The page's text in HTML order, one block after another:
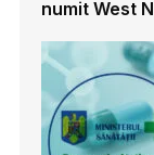
numit West